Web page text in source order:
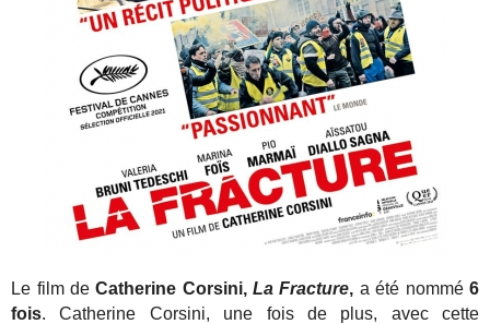
Le film deCatherine Corsini, La Fracture, a été nommé 6
fois. Catherine Corsini, une fois de plus, avec cette